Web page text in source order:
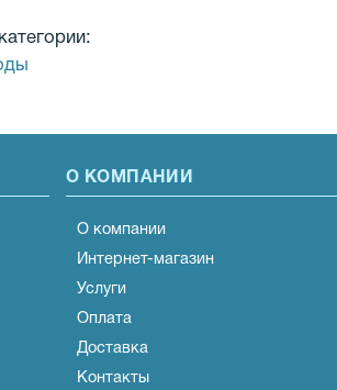
О КОМПАНИИ
О компании
Интернет-магазин
Услуги
Оплата
Доставка
Контакты